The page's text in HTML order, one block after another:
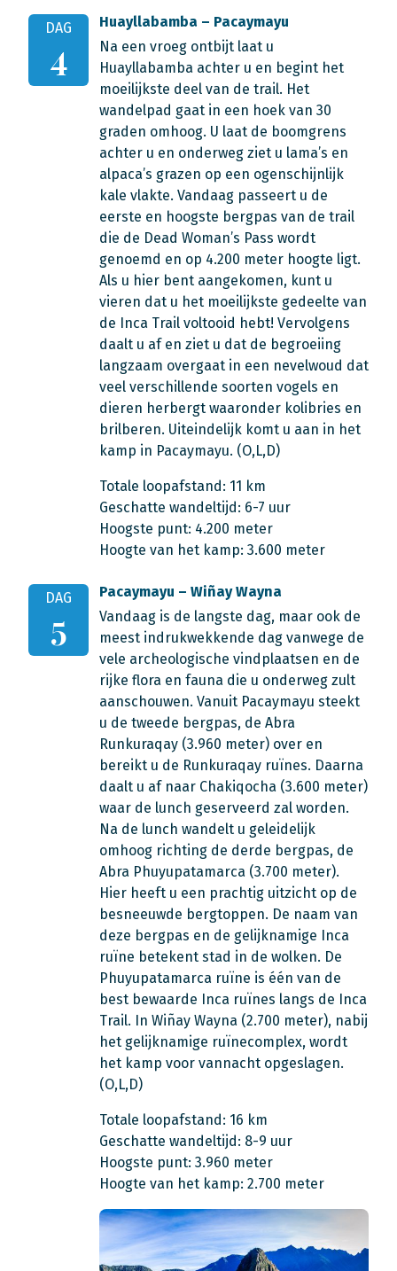
DAG
4
Huayllabamba – Pacaymayu
Na een vroeg ontbijt laat u
Huayllabamba achter u en begint het
moeilijkste deel van de trail. Het
wandelpad gaat in een hoek van 30
graden omhoog. U laat de boomgrens
achter u en onderweg ziet u lama’s en
alpaca’s grazen op een ogenschijnlijk
kale vlakte. Vandaag passeert u de
eerste en hoogste bergpas van de trail
die de Dead Woman’s Pass wordt
genoemd en op 4.200 meter hoogte ligt.
Als u hier bent aangekomen, kunt u
vieren dat u het moeilijkste gedeelte van
de Inca Trail voltooid hebt! Vervolgens
daalt u af en ziet u dat de begroeiing
langzaam overgaat in een nevelwoud dat
veel verschillende soorten vogels en
dieren herbergt waaronder kolibries en
brilberen. Uiteindelijk komt u aan in het
kamp in Pacaymayu. (O,L,D)
Totale loopafstand: 11 km
Geschatte wandeltijd: 6-7 uur
Hoogste punt: 4.200 meter
Hoogte van het kamp: 3.600 meter
DAG
5
Pacaymayu – Wiñay Wayna
Vandaag is de langste dag, maar ook de
meest indrukwekkende dag vanwege de
vele archeologische vindplaatsen en de
rijke flora en fauna die u onderweg zult
aanschouwen. Vanuit Pacaymayu steekt
u de tweede bergpas, de Abra
Runkuraqay (3.960 meter) over en
bereikt u de Runkuraqay ruïnes. Daarna
daalt u af naar Chakiqocha (3.600 meter)
waar de lunch geserveerd zal worden.
Na de lunch wandelt u geleidelijk
omhoog richting de derde bergpas, de
Abra Phuyupatamarca (3.700 meter).
Hier heeft u een prachtig uitzicht op de
besneeuwde bergtoppen. De naam van
deze bergpas en de gelijknamige Inca
ruïne betekent stad in de wolken. De
Phuyupatamarca ruïne is één van de
best bewaarde Inca ruïnes langs de Inca
Trail. In Wiñay Wayna (2.700 meter), nabij
het gelijknamige ruïnecomplex, wordt
het kamp voor vannacht opgeslagen.
(O,L,D)
Totale loopafstand: 16 km
Geschatte wandeltijd: 8-9 uur
Hoogste punt: 3.960 meter
Hoogte van het kamp: 2.700 meter